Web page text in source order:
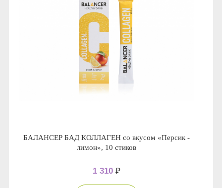
БАЛАНСЕР БАД КОЛЛАГЕН со вкусом «Персик -
лимон», 10 стиков
1 310 ₽